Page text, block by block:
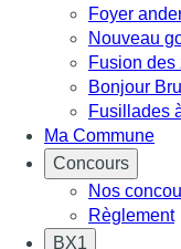
Foyer
Nouveau
Fusion
Bonjour
Fusillades
Ma Commune
Concours
Nos
Règlement
BX1